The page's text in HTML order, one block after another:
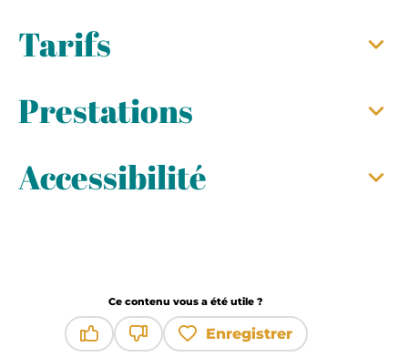
Tarifs
Prestations
Accessibilité
Ce contenu vous a été utile ?
Enregistrer